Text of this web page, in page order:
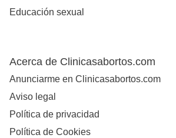
Educación sexual
Acerca de Clinicasabortos.com
Anunciarme en Clinicasabortos.com
Aviso legal
Política de privacidad
Política de Cookies